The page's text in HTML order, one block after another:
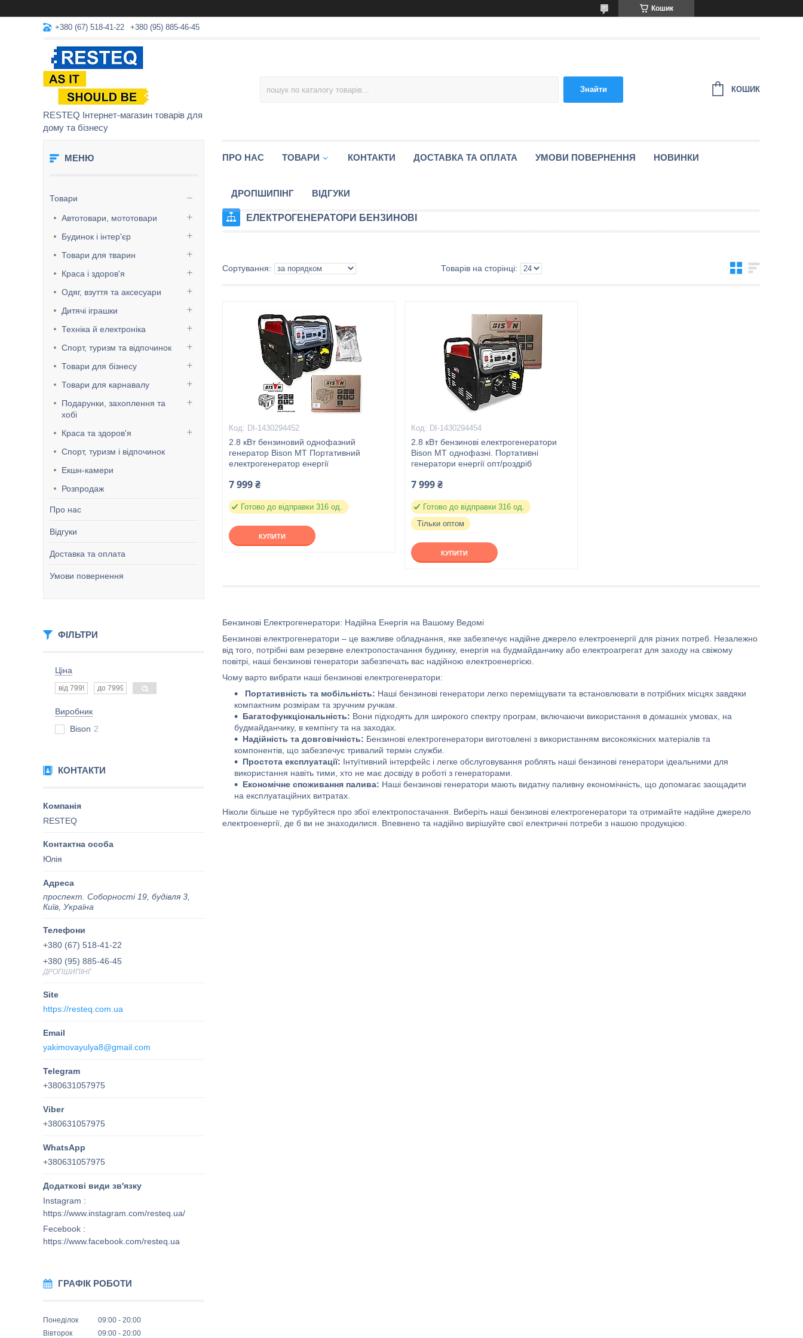
Кошик
+380 (67) 518-41-22 +380 (95) 885-46-45
RESTEQ Інтернет-магазин товарів для
дому та бізнесу
Знайти КОШИК
Товари
Автотовари, мототовари
Будинок і інтер'єр
Товари для тварин
Краса і здоров'я
Одяг, взуття та аксесуари
Дитячі іграшки
Техніка й електроніка
Спорт, туризм та відпочинок
Товари для бізнесу
Товари для карнавалу
Подарунки, захоплення та
хобі
Краса та здоров'я
Спорт, туризм і відпочинок
Екшн-камери
Розпродаж
Про нас
Відгуки
Доставка та оплата
Умови повернення
ФІЛЬТРИ
Ціна
Виробник
Bison 2
КОНТАКТИ
RESTEQ
Юлія
проспект. Соборності 19, будівля 3,
Київ, Україна
+380 (67) 518-41-22
+380 (95) 885-46-45
ДРОПШИПІНГ
https://resteq.com.ua
yakimovayulya8@gmail.com
+380631057975
+380631057975
+380631057975
Instagram
https://www.instagram.com/resteq.ua/
Fecebook
https://www.facebook.com/resteq.ua
ГРАФІК РОБОТИ
Понеділок 09:00
20:00
Вівторок
09:00 20:00
ПРО НАС ТОВАРИ КОНТАКТИ ДОСТАВКА ТА ОПЛАТА УМОВИ ПОВЕРНЕННЯ НОВИНКИ
ДРОПШИПІНГ ВІДГУКИ
ЕЛЕКТРОГЕНЕРАТОРИ БЕНЗИНОВІ
DI-1430294452
2.8 кВт бензиновий однофазний
генератор Bison MT Портативний
електрогенератор енергії
7 999 ₴
Готово до відправки 316 од.
КУПИТИ
DI-1430294454
2.8 кВт бензинові електрогенератори
Bison MT однофазні. Портативні
генератори енергії опт/роздріб
7 999 ₴
Готово до відправки 316 од.
Тільки оптом
КУПИТИ
Бензинові Електрогенератори: Надійна Енергія на Вашому Ведомі
Бензинові електрогенератори – це важливе обладнання, яке забезпечує надійне джерело електроенергії для різних потреб. Незалежно
від того, потрібні вам резервне електропостачання будинку, енергія на будмайданчику або електроагрегат для заходу на свіжому
повітрі, наші бензинові генератори забезпечать вас надійною електроенергією.
Чому варто вибрати наші бензинові електрогенератори:
Портативність та мобільність: Наші бензинові генератори легко переміщувати та встановлювати в потрібних місцях завдяки
компактним розмірам та зручним ручкам.
Багатофункціональність: Вони підходять для широкого спектру програм, включаючи використання в домашніх умовах, на
будмайданчику, в кемпінгу та на заходах.
Надійність та довговічність: Бензинові електрогенератори виготовлені з використанням високоякісних матеріалів та
компонентів, що забезпечує тривалий термін служби.
Простота експлуатації: Інтуїтивний інтерфейс і легке обслуговування роблять наші бензинові генератори ідеальними для
використання навіть тими, хто не має досвіду в роботі з генераторами.
Економічне споживання палива: Наші бензинові генератори мають видатну паливну економічність, що допомагає заощадити
на експлуатаційних витратах.
Ніколи більше не турбуйтеся про збої електропостачання. Виберіть наші бензинові електрогенератори та отримайте надійне джерело
електроенергії, де б ви не знаходилися. Впевнено та надійно вирішуйте свої електричні потреби з нашою продукцією.